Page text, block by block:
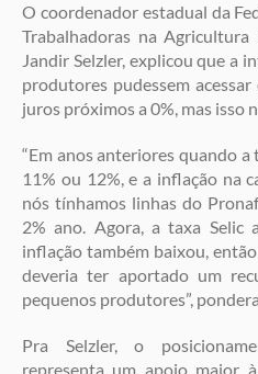
O coordenador estadual da
Trabalhadoras na
Jandir Selzler, explicou que a
produtores pudessem
juros próximos a 0%, mas isso
“Em anos anteriores quando a
11% ou 12%, e a inflação na
nós tínhamos linhas do
2% ano. Agora, a taxa Selic
inflação também baixou,
deveria ter aportado um
pequenos produtores”,
Pra Selzler, o
representa um apoio maior